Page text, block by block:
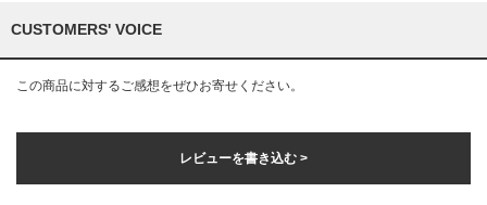
CUSTOMERS' VOICE
この商品に対するご感想をぜひお寄せください。
レビューを書き込む >